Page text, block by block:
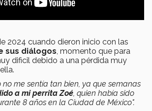
2024 cuando dieron inicio con las
sus diálogos , momento que para
dificil debido a una pérdida muy
no me sentía tan bien, ya que semanas
a mi perrita Zoé , quien había sido
8 años en la Ciudad de México".